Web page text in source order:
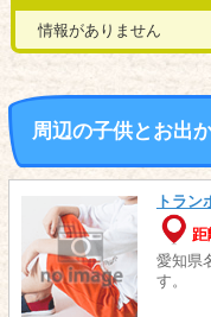
情報がありません
周辺の子供とお出
トラン
愛知県
す。